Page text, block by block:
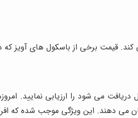
قیمت برخی از باسکول های آویز که
می شود را ارزیابی نمایید.
دهند. این ویژگی موجب شده که